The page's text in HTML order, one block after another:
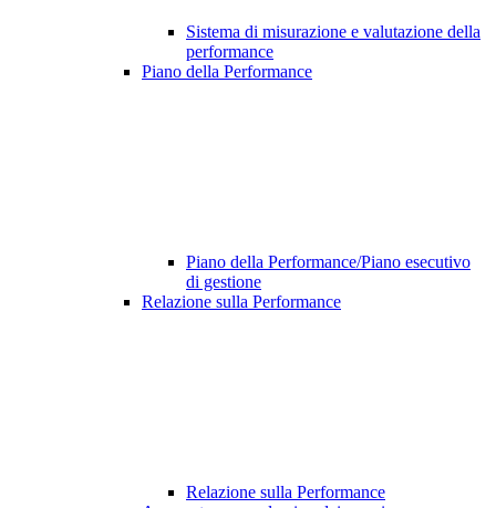
Sistema di misurazione e valutazione della
performance
Piano della Performance
Piano della Performance/Piano esecutivo
di gestione
Relazione sulla Performance
Relazione sulla Performance